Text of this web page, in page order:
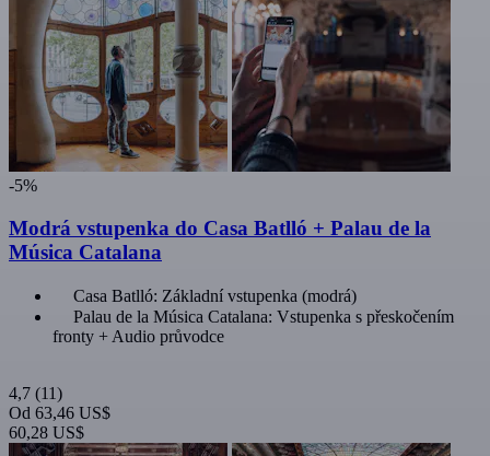
-5%
Modrá vstupenka do Casa Batlló + Palau de la
Música Catalana
Casa Batlló: Základní vstupenka (modrá)
Palau de la Música Catalana: Vstupenka s přeskočením
fronty + Audio průvodce
4,7 (11)
Od 63,46 US$
60,28 US$